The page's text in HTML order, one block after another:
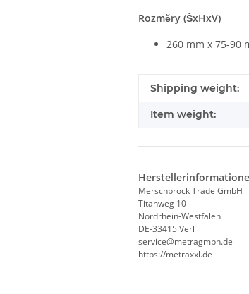
Rozměry (ŠxHxV)
260 mm x 75-90
Shipping weight:
Item weight:
Merschbrock Trade GmbH
Titanweg 10
Nordrhein-Westfalen
DE-33415 Verl
service@metragmbh.de
https://metraxxl.de